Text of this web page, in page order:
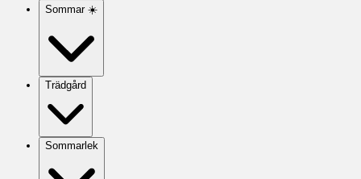
Sommar ☀️
Trädgård
Sommarlek